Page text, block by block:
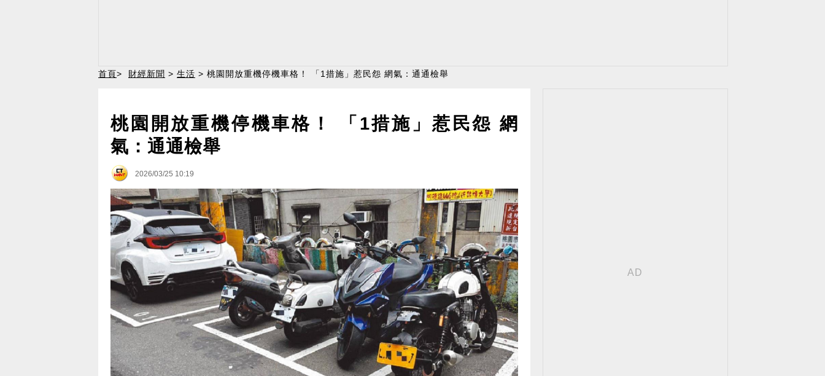
首頁> 財經新聞 > 生活 > 桃園開放重機停機車格！ 「1措施」惹民怨 網氣：通通檢舉
桃園開放重機停機車格！ 「1措施」惹民怨 網
氣：通通檢舉
2026/03/25 10:19